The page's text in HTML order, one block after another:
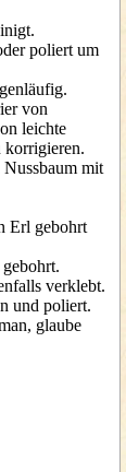
poliert um
von
leichte
korrigieren.
mit
Erl gebohrt
verklebt.
und poliert.
glaube